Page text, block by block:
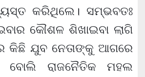
କରିଥିଲେ। ସମ୍ଭବତଃ
କୌଶଳ ଶିଖାଇବା ଲାଗି
କିଛି ଯୁବ ନେତାଙ୍କୁ ଆଗରେ
ବୋଲି ରାଜନୈତିକ ମହଲ